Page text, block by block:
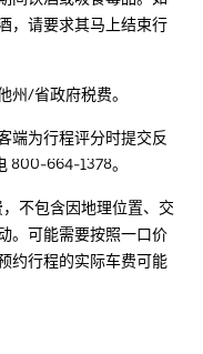
，请要求其马上结束行
州/省政府税费。
端为行程评分时提交反
800-664-1378。
不包含因地理位置、交
。可能需要按照一口价
约行程的实际车费可能